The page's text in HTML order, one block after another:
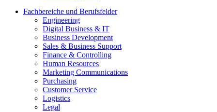
Fachbereiche und Berufsfelder
Engineering
Digital Business & IT
Business Development
Sales & Business Support
Finance & Controlling
Human Resources
Marketing Communications
Purchasing
Customer Service
Logistics
Legal